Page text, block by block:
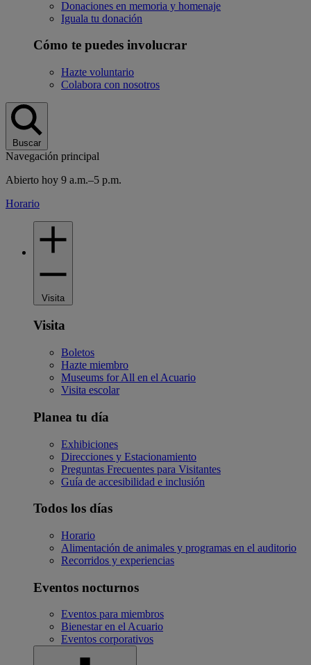
Donaciones en memoria y homenaje
Iguala tu donación
Cómo te puedes involucrar
Hazte voluntario
Colabora con nosotros
Buscar
Navegación principal
Abierto hoy 9 a.m.–5 p.m.
Horario
Visita
Visita
Boletos
Hazte miembro
Museums for All en el Acuario
Visita escolar
Planea tu día
Exhibiciones
Direcciones y Estacionamiento
Preguntas Frecuentes para Visitantes
Guía de accesibilidad e inclusión
Todos los días
Horario
Alimentación de animales y programas en el auditorio
Recorridos y experiencias
Eventos nocturnos
Eventos para miembros
Bienestar en el Acuario
Eventos corporativos